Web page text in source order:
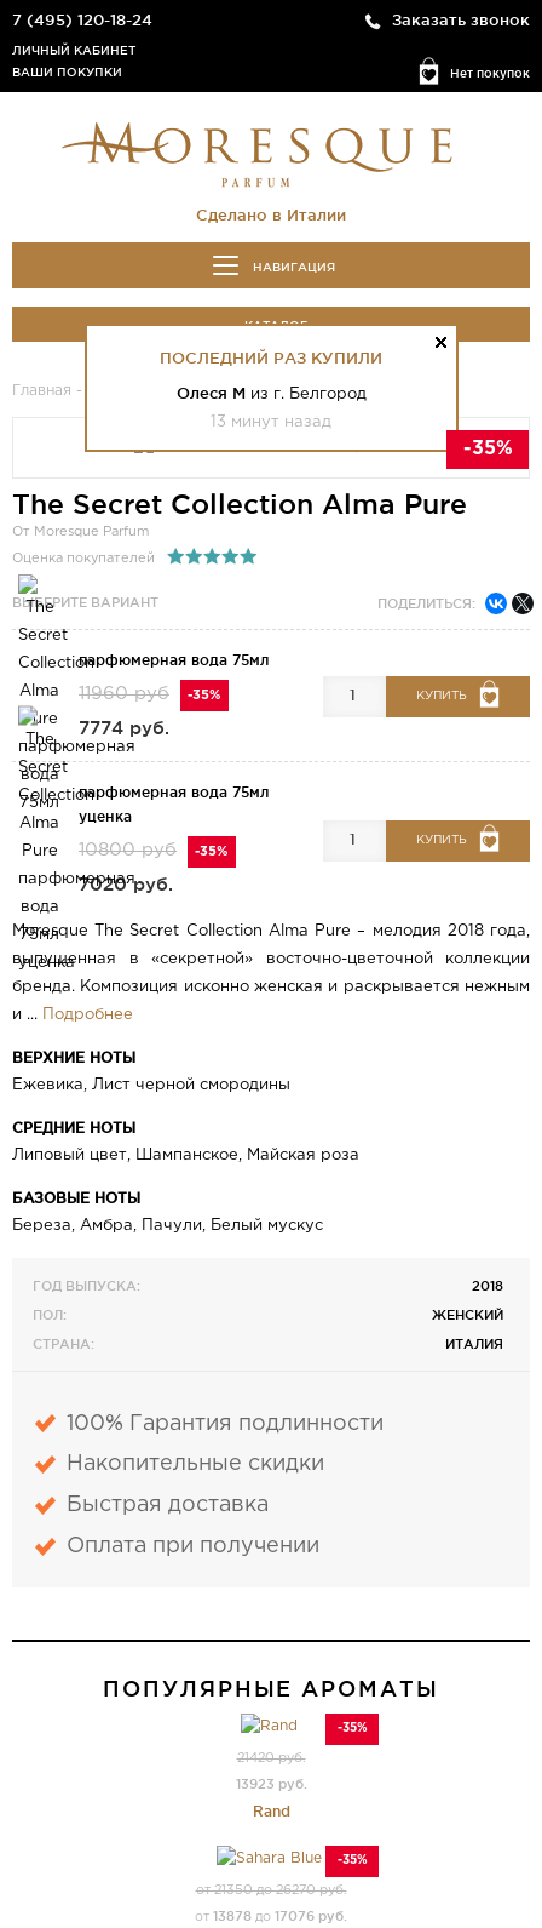
7 (495) 120-18-24 Заказать звонок
Нет покупок
ЛИЧНЫЙ КАБИНЕТ
ВАШИ ПОКУПКИ
Сделано в Италии
НАВИГАЦИЯ
КАТАЛОГ
Главная - - The Secret Collection Alma Pure
-35%
ПОСЛЕДНИЙ РАЗ КУПИЛИ
Олеся М из г. Белгород
13 минут назад
The Secret Collection Alma Pure
От Moresque Parfum
Оценка покупателей
ВЫБЕРИТЕ ВАРИАНТ ПОДЕЛИТЬСЯ:
парфюмерная вода 75мл
11960 руб -35%
7774 руб.
КУПИТЬ
парфюмерная вода 75мл
уценка
10800 руб -35%
7020 руб.
КУПИТЬ
Moresque The Secret Collection Alma Pure – мелодия 2018 года,
выпущенная в «секретной» восточно-цветочной коллекции
бренда. Композиция исконно женская и раскрывается нежным
и ... Подробнее
ВЕРХНИЕ НОТЫ
Ежевика, Лист черной смородины
СРЕДНИЕ НОТЫ
Липовый цвет, Шампанское, Майская роза
БАЗОВЫЕ НОТЫ
Береза, Амбра, Пачули, Белый мускус
ГОД ВЫПУСКА:
2018
ПОЛ:
ЖЕНСКИЙ
СТРАНА:
ИТАЛИЯ
100% Гарантия подлинности
Накопительные скидки
Быстрая доставка
Оплата при получении
ПОПУЛЯРНЫЕ АРОМАТЫ
-35%
21420 руб.
13923 руб.
Rand
-35%
от 21350 до 26270 руб.
от 13878 до 17076 руб.